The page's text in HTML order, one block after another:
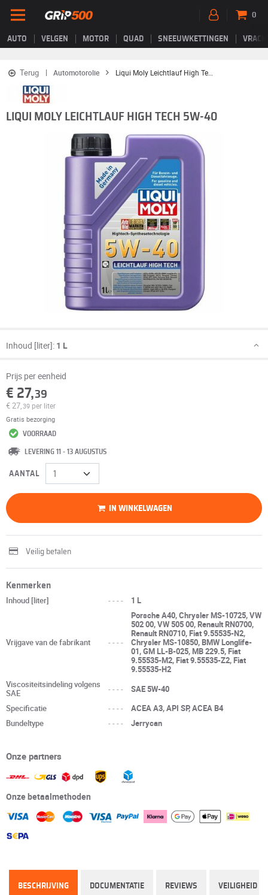
AUTO VELGEN MOTOR QUAD SNEEUWKETTINGEN
0
Terug Automotorolie Liqui Moly Leichtlauf High Tech 5W-40
LIQUI MOLY LEICHTLAUF HIGH TECH 5W-40
Inhoud [liter]: 1 L
Prijs per eenheid
€ 27,39
€ 27,39 per liter
Gratis bezorging
VOORRAAD
LEVERING 11 - 13 AUGUSTUS
AANTAL
IN WINKELWAGEN
Veilig betalen
Kenmerken
Inhoud [liter] ---- 1 L
Vrijgave van de fabrikant ----
Porsche A40, Chrysler MS-10725, VW
502 00, VW 505 00, Renault RN0700,
Renault RN0710, Fiat 9.55535-N2,
Chrysler MS-10850, BMW Longlife-
01, GM LL-B-025, MB 229.5, Fiat
9.55535-M2, Fiat 9.55535-Z2, Fiat
9.55535-H2
Viscositeitsindeling volgens
SAE
----
SAE 5W-40
Specificatie
----
ACEA A3, API SP, ACEA B4
Bundeltype
---- Jerrycan
Onze partners
Onze betaalmethoden
BESCHRIJVING DOCUMENTATIE REVIEWS VEILIGHEID